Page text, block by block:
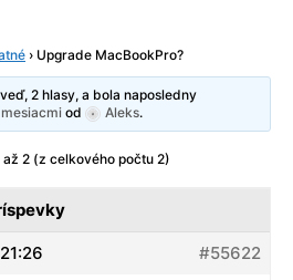
› Upgrade MacBookPro?
2 hlasy, a bola naposledny
od Aleks.
2 (z celkového počtu 2)
#55622